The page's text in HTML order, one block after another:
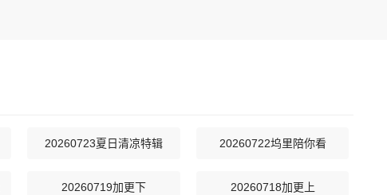
20260723夏日清凉特辑 20260722坞里陪你看
20260719加更下 20260718加更上